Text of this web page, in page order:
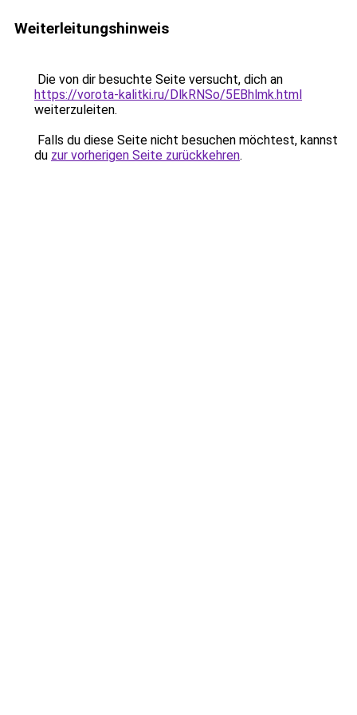
Weiterleitungshinweis
Die von dir besuchte Seite versucht, dich an
https://vorota-kalitki.ru/DlkRNSo/5EBhlmk.html
weiterzuleiten.
Falls du diese Seite nicht besuchen möchtest, kannst
du zur vorherigen Seite zurückkehren.